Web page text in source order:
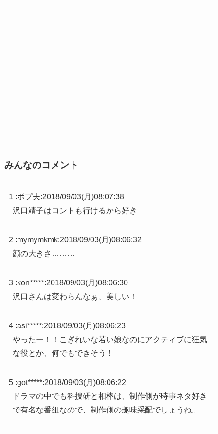
みんなのコメント
1 :ポプ夫:2018/09/03(月)08:07:38
沢口靖子はコントも行けるから好き
2 :mymymkmk:2018/09/03(月)08:06:32
顔の大きさ………
3 :kon*****:2018/09/03(月)08:06:30
沢口さんは変わらんなぁ、美しい！
4 :asi*****:2018/09/03(月)08:06:23
やったー！！こぎれいな若い娘なのにアクティブに狂気
な役とか、何でもできそう！
5 :got*****:2018/09/03(月)08:06:22
ドラマの中でも科捜研と相棒は、制作側が時事ネタ好き
で有名な番組なので、制作側の趣味采配でしょうね。